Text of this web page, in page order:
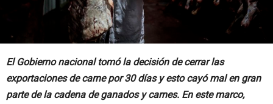
El Gobierno nacional tomó la decisión de cerrar las
exportaciones de carne por 30 días y esto cayó mal en gran
parte de la cadena de ganados y carnes. En este marco,